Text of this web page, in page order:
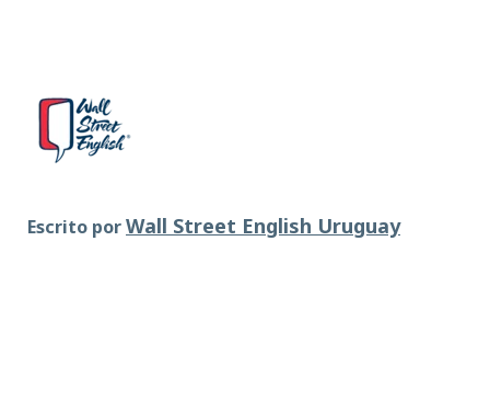
Escrito porWall Street English Uruguay